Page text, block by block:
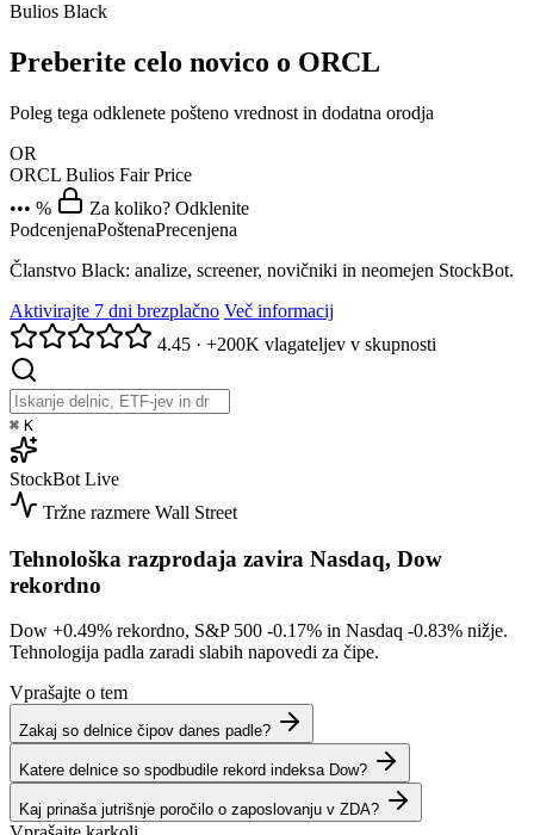
Bulios Black
Preberite celo novico o ORCL
Poleg tega odklenete pošteno vrednost in dodatna orodja
OR
ORCL Bulios Fair Price
••• %
Za koliko? Odklenite
PodcenjenaPoštenaPrecenjena
Članstvo Black: analize, screener, novičniki in neomejen StockBot.
Aktivirajte 7 dni brezplačno Več informacij
4.45 · +200K vlagateljev v skupnosti
⌘ K
StockBot Live
Tržne razmere Wall Street
Tehnološka razprodaja zavira Nasdaq, Dow
rekordno
Dow +0.49% rekordno, S&P 500 -0.17% in Nasdaq -0.83% nižje.
Tehnologija padla zaradi slabih napovedi za čipe.
Vprašajte o tem
Zakaj so delnice čipov danes padle?
Katere delnice so spodbudile rekord indeksa Dow?
Kaj prinaša jutrišnje poročilo o zaposlovanju v ZDA?